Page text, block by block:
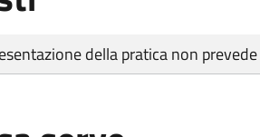
pagamentodella pratica non